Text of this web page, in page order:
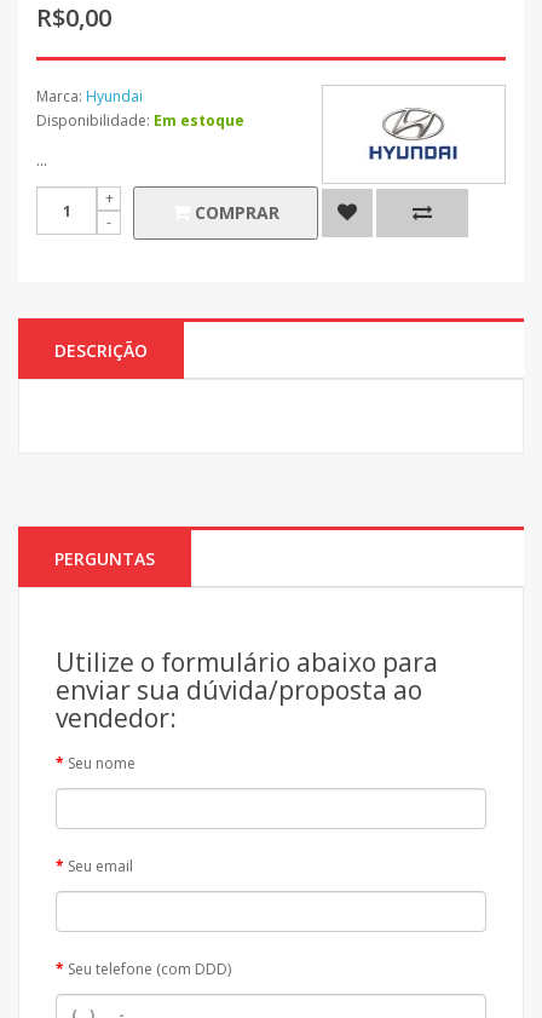
R$0,00
Marca: Hyundai
Disponibilidade: Em estoque
...
COMPRAR
DESCRIÇÃO
PERGUNTAS
Utilize o formulário abaixo para
enviar sua dúvida/proposta ao
vendedor:
Seu nome
Seu email
Seu telefone (com DDD)